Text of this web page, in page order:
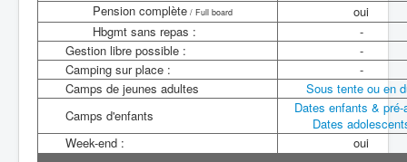
Pension complète / Full board
oui
Hbgmt sans repas :
-
Gestion libre possible :
-
Camping sur place :
-
Camps de jeunes adultes
Sous tente ou en
Camps d'enfants
Dates enfants & pré-
Dates
Week-end :
oui